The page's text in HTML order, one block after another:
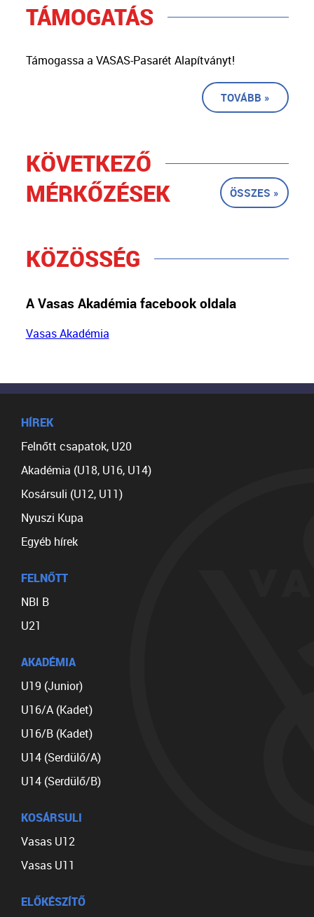
TÁMOGATÁS
Támogassa a VASAS-Pasarét Alapítványt!
TOVÁBB »
KÖVETKEZŐ
MÉRKŐZÉSEK
ÖSSZES »
KÖZÖSSÉG
A Vasas Akadémia facebook oldala
Vasas Akadémia
HÍREK
Felnőtt csapatok, U20
Akadémia (U18, U16, U14)
Kosársuli (U12, U11)
Nyuszi Kupa
Egyéb hírek
FELNŐTT
NBI B
U21
AKADÉMIA
U19 (Junior)
U16/A (Kadet)
U16/B (Kadet)
U14 (Serdülő/A)
U14 (Serdülő/B)
KOSÁRSULI
Vasas U12
Vasas U11
ELŐKÉSZÍTŐ